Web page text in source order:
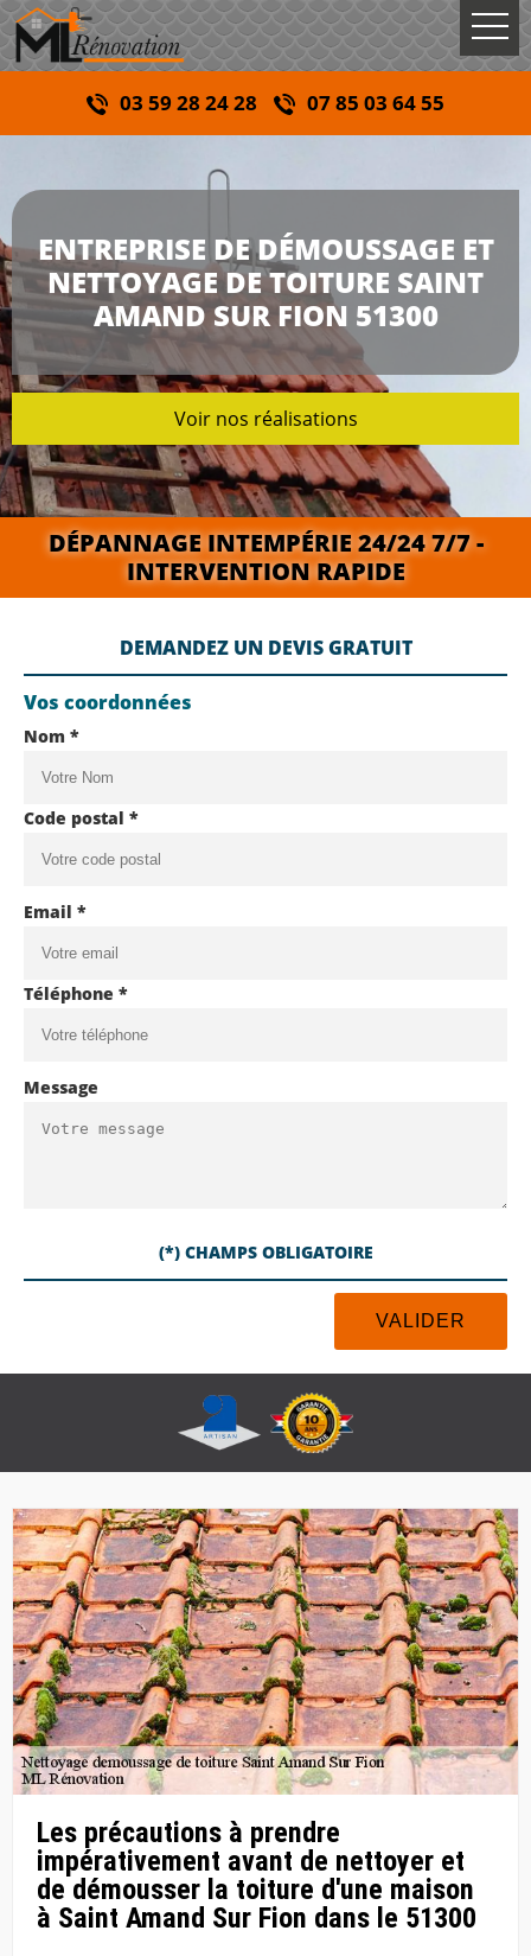
03 59 28 24 28 07 85 03 64 55
ENTREPRISE DE DÉMOUSSAGE ET
NETTOYAGE DE TOITURE SAINT
AMAND SUR FION 51300
Voir nos réalisations
DÉPANNAGE INTEMPÉRIE 24/24 7/7 -
INTERVENTION RAPIDE
DEMANDEZ UN DEVIS GRATUIT
Vos coordonnées
Nom *
Code postal *
Email *
Téléphone *
Message
(*) CHAMPS OBLIGATOIRE
Les précautions à prendre
impérativement avant de nettoyer et
de démousser la toiture d'une maison
à Saint Amand Sur Fion dans le 51300